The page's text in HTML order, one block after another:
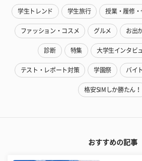
学生トレンド 学生旅行 授業・履修・
ファッション・コスメ グルメ お出
診断 特集 大学生インタビ
テスト・レポート対策 学園祭 バイ
格安SIMしか勝たん！
おすすめの記事